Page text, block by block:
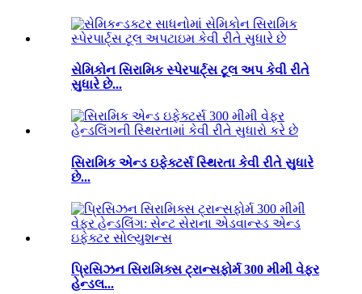
સેમિકોન સિરામિક સ્પેરપાર્ટ્સ ટૂલ અપ કેવી રીતે
સુધારે છે...
સિરામિક એન્ડ ઇફેક્ટર્સ સ્થિરતા કેવી રીતે સુધારે
છે...
પ્રિસિઝન સિરામિક્સ ટ્રાન્સફોર્મ 300 મીમી વેફર
હેન્ડલ...